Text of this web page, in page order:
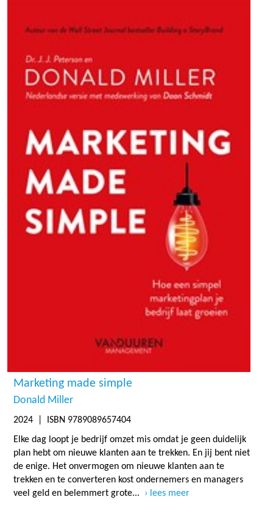
Marketing made simple
Donald Miller
2024 | ISBN 9789089657404
Elke dag loopt je bedrijf omzet mis omdat je geen duidelijk
plan hebt om nieuwe klanten aan te trekken. En jij bent niet
de enige. Het onvermogen om nieuwe klanten aan te
trekken en te converteren kost ondernemers en managers
veel geld en belemmert grote...
lees meer